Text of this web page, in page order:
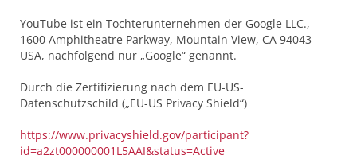
YouTube ist ein Tochterunternehmen der Google LLC.,
1600 Amphitheatre Parkway, Mountain View, CA 94043
USA, nachfolgend nur „Google“ genannt.
Durch die Zertifizierung nach dem EU-US-
Datenschutzschild („EU-US Privacy Shield“)
https://www.privacyshield.gov/participant?
id=a2zt000000001L5AAI&status=Active